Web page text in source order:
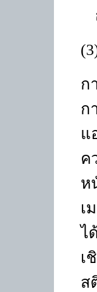
ก
ก
แ
ค
ห
เ
ไ
เ
ส